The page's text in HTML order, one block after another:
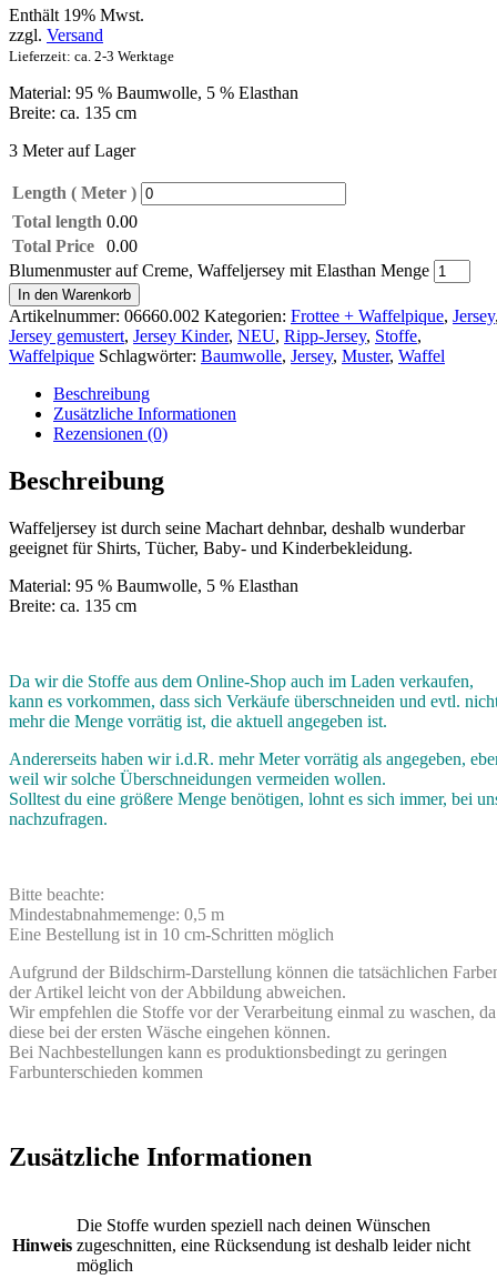
Enthält 19% Mwst.
zzgl. Versand
Lieferzeit: ca. 2-3 Werktage
Material: 95 % Baumwolle, 5 % Elasthan
Breite: ca. 135 cm
3 Meter auf Lager
Length ( Meter )
Total length 0.00
Total Price
0.00
Blumenmuster auf Creme, Waffeljersey mit Elasthan Menge
In den Warenkorb
Artikelnummer: 06660.002 Kategorien: Frottee + Waffelpique, Jersey
Jersey gemustert, Jersey Kinder, NEU, Ripp-Jersey, Stoffe,
Waffelpique Schlagwörter: Baumwolle, Jersey, Muster, Waffel
Beschreibung
Zusätzliche Informationen
Rezensionen (0)
Beschreibung
Waffeljersey ist durch seine Machart dehnbar, deshalb wunderbar
geeignet für Shirts, Tücher, Baby- und Kinderbekleidung.
Material: 95 % Baumwolle, 5 % Elasthan
Breite: ca. 135 cm
Da wir die Stoffe aus dem Online-Shop auch im Laden verkaufen,
kann es vorkommen, dass sich Verkäufe überschneiden und evtl.
mehr die Menge vorrätig ist, die aktuell angegeben ist.
Andererseits haben wir i.d.R. mehr Meter vorrätig als angegeben,
weil wir solche Überschneidungen vermeiden wollen.
Solltest du eine größere Menge benötigen, lohnt es sich immer, bei
nachzufragen.
Bitte beachte:
Mindestabnahmemenge: 0,5 m
Eine Bestellung ist in 10 cm-Schritten möglich
Aufgrund der Bildschirm-Darstellung können die tatsächlichen
der Artikel leicht von der Abbildung abweichen.
Wir empfehlen die Stoffe vor der Verarbeitung einmal zu waschen, da
diese bei der ersten Wäsche eingehen können.
Bei Nachbestellungen kann es produktionsbedingt zu geringen
Farbunterschieden kommen
Zusätzliche Informationen
Hinweis
Die Stoffe wurden speziell nach deinen Wünschen
zugeschnitten, eine Rücksendung ist deshalb leider nicht
möglich